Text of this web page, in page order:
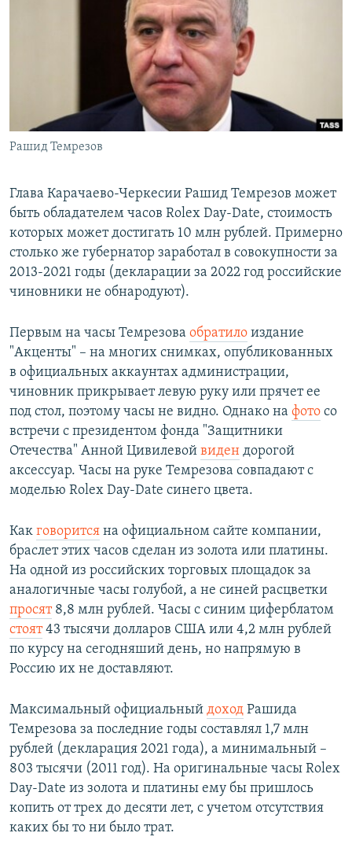
РАСПИСАНИЕ ВЕЩАНИЯ
ПОДПИШИТЕСЬ НА РАССЫЛКУ
Все сайты РСЕ/РС
Рашид Темрезов
Глава Карачаево-Черкесии Рашид Темрезов может
быть обладателем часов Rolex Day-Date, стоимость
которых может достигать 10 млн рублей. Примерно
столько же губернатор заработал в совокупности за
2013-2021 годы (декларации за 2022 год российские
чиновники не обнародуют).
Первым на часы Темрезова обратило издание
"Акценты" – на многих снимках, опубликованных
в официальных аккаунтах администрации,
чиновник прикрывает левую руку или прячет ее
под стол, поэтому часы не видно. Однако на фото со
встречи с президентом фонда "Защитники
Отечества" Анной Цивилевой виден дорогой
аксессуар. Часы на руке Темрезова совпадают с
моделью Rolex Day-Date синего цвета.
Как говорится на официальном сайте компании,
браслет этих часов сделан из золота или платины.
На одной из российских торговых площадок за
аналогичные часы голубой, а не синей расцветки
просят8,8 млн рублей. Часы с синим циферблатом
стоят43 тысячи долларов США или 4,2 млн рублей
по курсу на сегодняший день, но напрямую в
Россию их не доставляют.
Максимальный официальный доход Рашида
Темрезова за последние годы составлял 1,7 млн
рублей (декларация 2021 года), а минимальный –
803 тысячи (2011 год). На оригинальные часы Rolex
Day-Date из золота и платины ему бы пришлось
копить от трех до десяти лет, с учетом отсутствия
каких бы то ни было трат.